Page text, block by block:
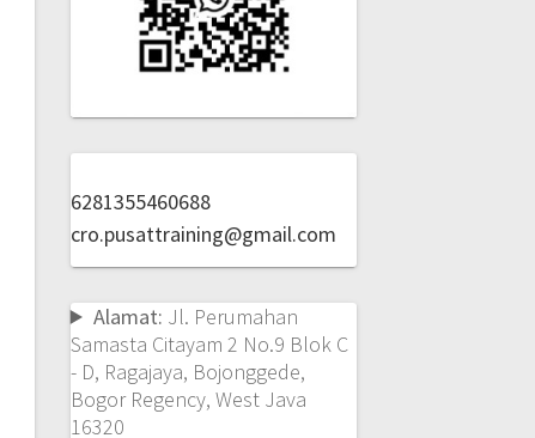
6281355460688
cro.pusattraining@gmail.com
Alamat: Jl. Perumahan
Samasta Citayam 2 No.9 Blok C
- D, Ragajaya, Bojonggede,
Bogor Regency, West Java
16320